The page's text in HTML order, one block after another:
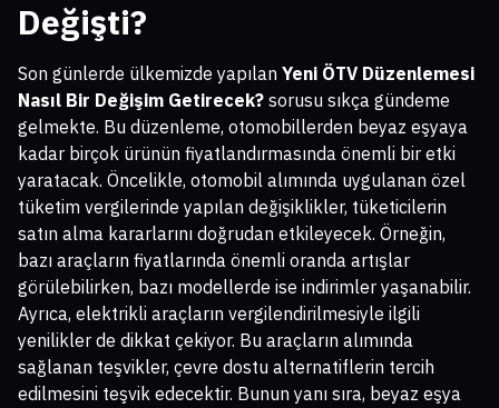
Değişti?
Son günlerde ülkemizde yapılan Yeni ÖTV Düzenlemesi
Nasıl Bir Değişim Getirecek? sorusu sıkça gündeme
gelmekte. Bu düzenleme, otomobillerden beyaz eşyaya
kadar birçok ürünün fiyatlandırmasında önemli bir etki
yaratacak. Öncelikle, otomobil alımında uygulanan özel
tüketim vergilerinde yapılan değişiklikler, tüketicilerin
satın alma kararlarını doğrudan etkileyecek. Örneğin,
bazı araçların fiyatlarında önemli oranda artışlar
görülebilirken, bazı modellerde ise indirimler yaşanabilir.
Ayrıca, elektrikli araçların vergilendirilmesiyle ilgili
yenilikler de dikkat çekiyor. Bu araçların alımında
sağlanan teşvikler, çevre dostu alternatiflerin tercih
edilmesini teşvik edecektir. Bunun yanı sıra, beyaz eşya